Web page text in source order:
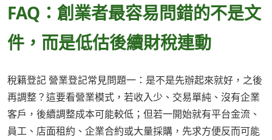
FAQ：創業者最容易問錯的不是文
件，而是低估後續財稅連動
稅籍登記 營業登記常見問題一：是不是先辦起來就好，之後
再調整？這要看營業模式，若收入少、交易單純、沒有企業
客戶，後續調整成本可能較低；但若一開始就有平台金流、
員工、店面租約、企業合約或大量採購，先求方便反而可能